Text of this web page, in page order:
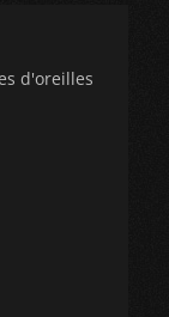
d'oreilles